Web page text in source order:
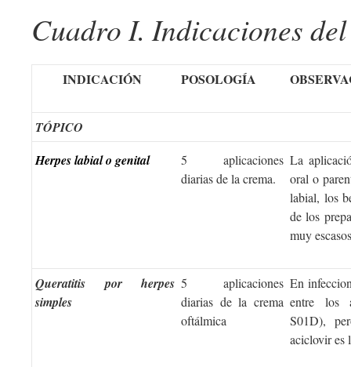
Cuadro I. Indicaciones
INDICACIÓN POSOLOGÍA
TÓPICO
Herpes labial o genital
5 aplicaciones
diarias de la crema.
La
oral o
labial, los
de los
muy
Queratitis por herpes
simples
5 aplicaciones
diarias de la crema
oftálmica
En
entre los
S01D),
aciclovir es